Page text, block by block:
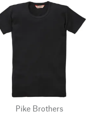
Pike Brothers